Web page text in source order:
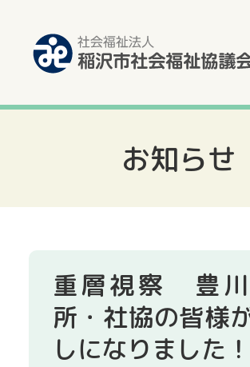
社協とは
社協事業
サービス
寄付募金
お知らせ
重層視察 豊
所・社協の皆様
しになりました！